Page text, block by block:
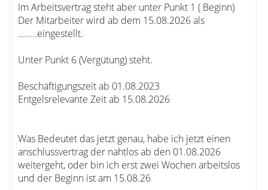
Im Arbeitsvertrag steht aber unter Punkt 1 ( Beginn)
Der Mitarbeiter wird ab dem 15.08.2026 als
........eingestellt.
Unter Punkt 6 (Vergütung) steht.
Beschäftigungszeit ab 01.08.2023
Entgelsrelevante Zeit ab 15.08.2026
Was Bedeutet das jetzt genau, habe ich jetzt einen
anschlussvertrag der nahtlos ab den 01.08.2026
weitergeht, oder bin ich erst zwei Wochen arbeitslos
und der Beginn ist am 15.08.26